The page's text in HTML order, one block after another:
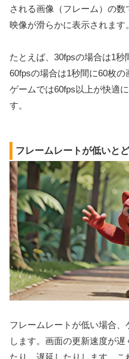
される画像（フレーム）の数
映像が滑らかに表示されます。
たとえば、30fpsの場合は1秒
60fpsの場合は1秒間に60枚
ゲームでは60fps以上が快適
す。
フレームレートが低いと
フレームレートが低い場合
します。画面の更新速度が
たり、遅延したりします。